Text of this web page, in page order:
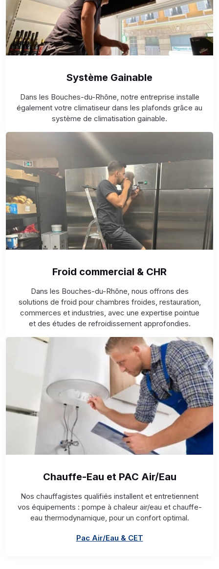
Système Gainable
Dans les Bouches-du-Rhône, notre entreprise installe
également votre climatiseur dans les plafonds grâce au
système de climatisation gainable.
Froid commercial & CHR
Dans les Bouches-du-Rhône, nous offrons des
solutions de froid pour chambres froides, restauration,
commerces et industries, avec une expertise pointue
et des études de refroidissement approfondies.
Chauffe-Eau et PAC Air/Eau
Nos chauffagistes qualifiés installent et entretiennent
vos équipements : pompe à chaleur air/eau et chauffe-
eau thermodynamique, pour un confort optimal.
Pac Air/Eau & CET